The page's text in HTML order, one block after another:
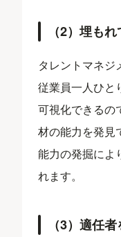
（2）埋も
タレントマネジ
従業員一人ひと
可視化できるの
材の能力を発見
能力の発掘によ
れます。
（3）適任